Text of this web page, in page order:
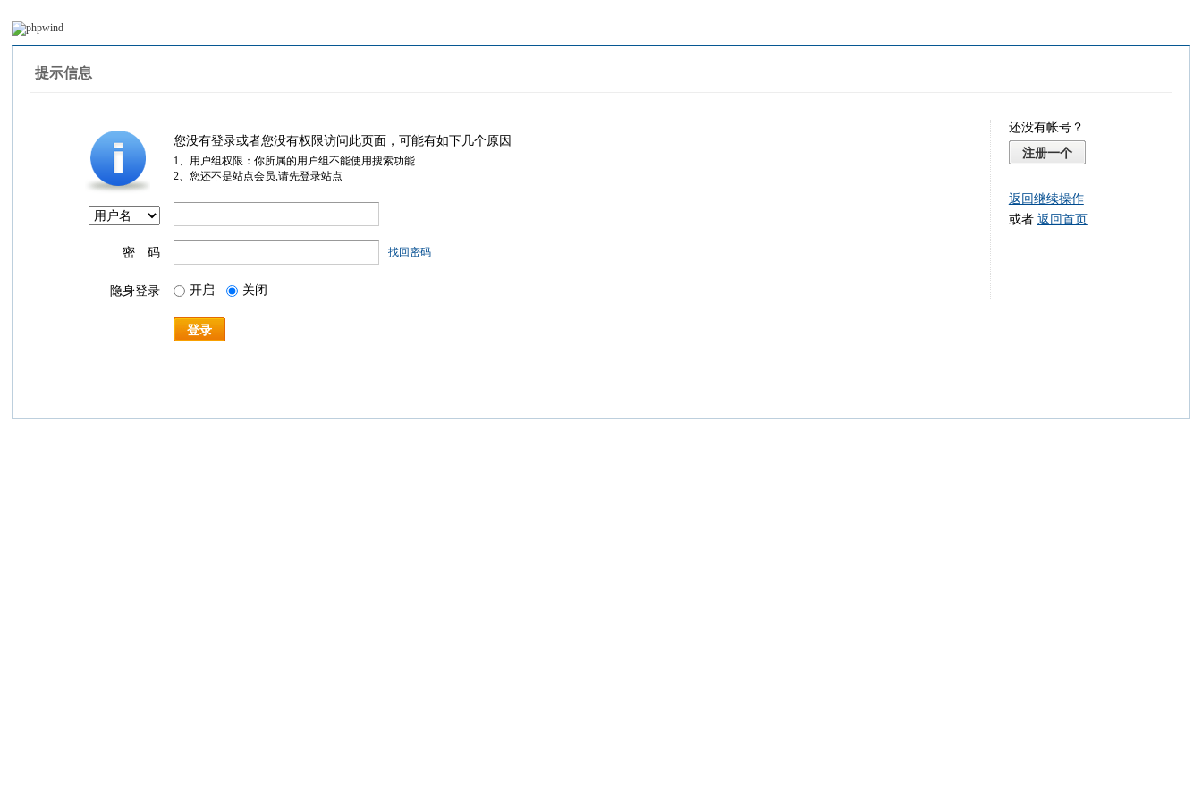
提示信息
您没有登录或者您没有权限访问此页面，可能有如下几个原因
1、用户组权限：你所属的用户组不能使用搜索功能
2、您还不是站点会员,请先登录站点
密 码 找回密码
隐身登录 开启 关闭
登录
还没有帐号？
注册一个
返回继续操作
或者 返回首页